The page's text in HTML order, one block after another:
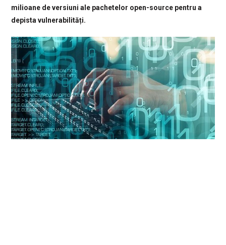
milioane de versiuni ale pachetelor open-source pentru a
depista vulnerabilități.